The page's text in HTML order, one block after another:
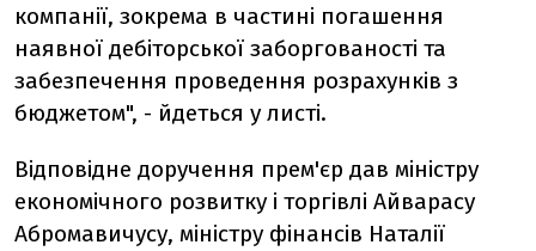
компанії, зокрема в частині погашення
наявної дебіторської заборгованості та
забезпечення проведення розрахунків з
бюджетом", - йдеться у листі.
Відповідне доручення прем'єр дав міністру
економічного розвитку і торгівлі Айварасу
Абромавичусу, міністру фінансів Наталії